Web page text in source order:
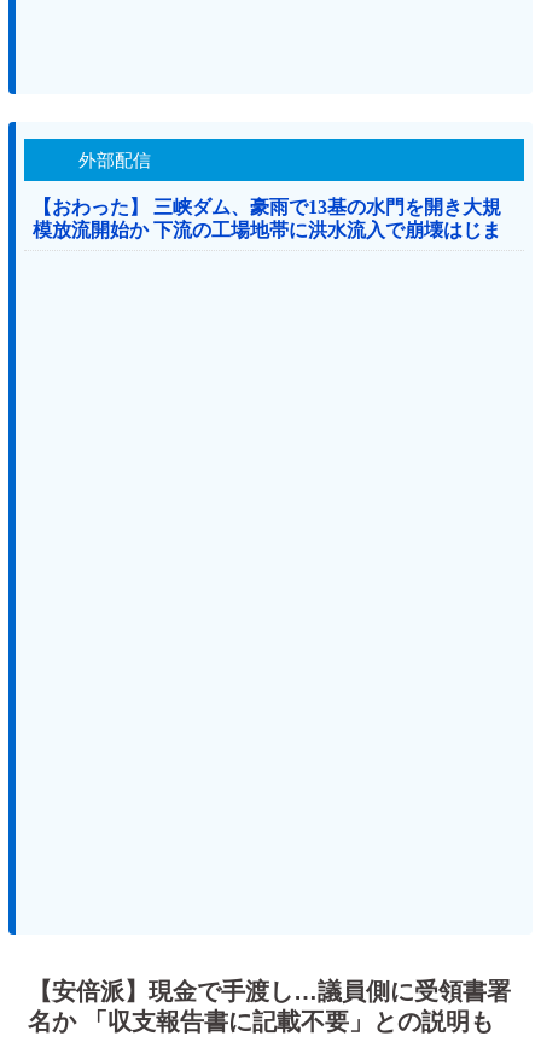
外部配信
【おわった】 三峡ダム、豪雨で13基の水門を開き大規
模放流開始か 下流の工場地帯に洪水流入で崩壊はじま
る
【安倍派】現金で手渡し…議員側に受領書署
名か 「収支報告書に記載不要」との説明も